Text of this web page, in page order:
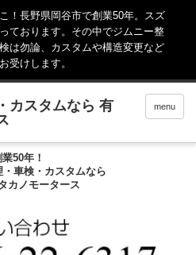
！長野県岡谷市で創業50年。スズ
ております。その中でジムニー整
は勿論、カスタムや構造変更など
受けします。
menu
50年！
車検・カスタムなら
カノモータース